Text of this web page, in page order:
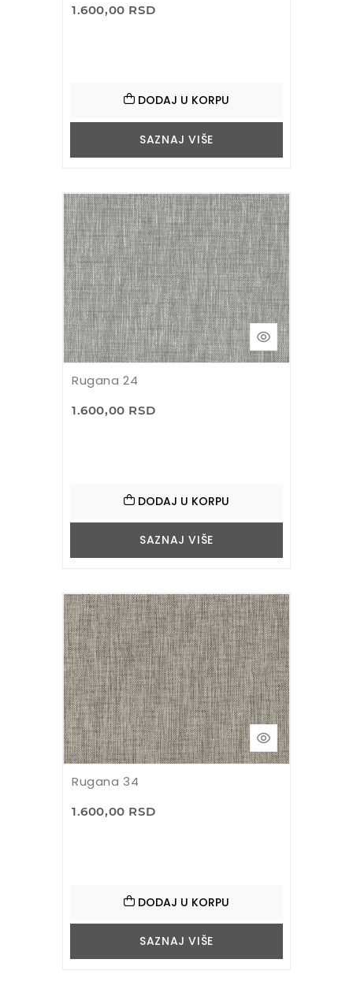
1.600,00 RSD
DODAJ U KORPU
SAZNAJ VIŠE
Rugana 24
1.600,00 RSD
DODAJ U KORPU
SAZNAJ VIŠE
Rugana 34
1.600,00 RSD
DODAJ U KORPU
SAZNAJ VIŠE